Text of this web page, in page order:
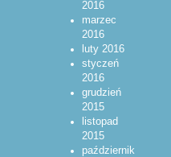
2016
marzec
2016
luty 2016
styczeń
2016
grudzień
2015
listopad
2015
październik